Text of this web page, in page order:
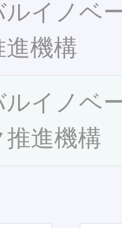
ルイノベ
進機構
ルイノベ
推進機構